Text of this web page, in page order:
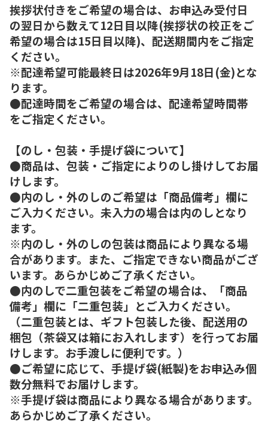
挨拶状付きをご希望の場合は、お申込み受付日
の翌日から数えて12日目以降(挨拶状の校正をご
希望の場合は15日目以降)、配送期間内をご指定
ください。
※配達希望可能最終日は2026年9月18日(金)とな
ります。
●配達時間をご希望の場合は、配達希望時間帯
をご指定ください。
【のし・包装・手提げ袋について】
●商品は、包装・ご指定によりのし掛けしてお届
けします。
●内のし・外のしのご希望は「商品備考」欄に
ご入力ください。未入力の場合は内のしとなり
ます。
※内のし・外のしの包装は商品により異なる場
合があります。また、ご指定できない商品がござ
います。あらかじめご了承ください。
●内のしで二重包装をご希望の場合は、「商品
備考」欄に「二重包装」とご入力ください。
（二重包装とは、ギフト包装した後、配送用の
梱包（茶袋又は箱にお入れします）を行ってお届
けします。お手渡しに便利です。）
●ご希望に応じて、手提げ袋(紙製)をお申込み個
数分無料でお届けします。
※手提げ袋は商品により異なる場合があります。
あらかじめご了承ください。